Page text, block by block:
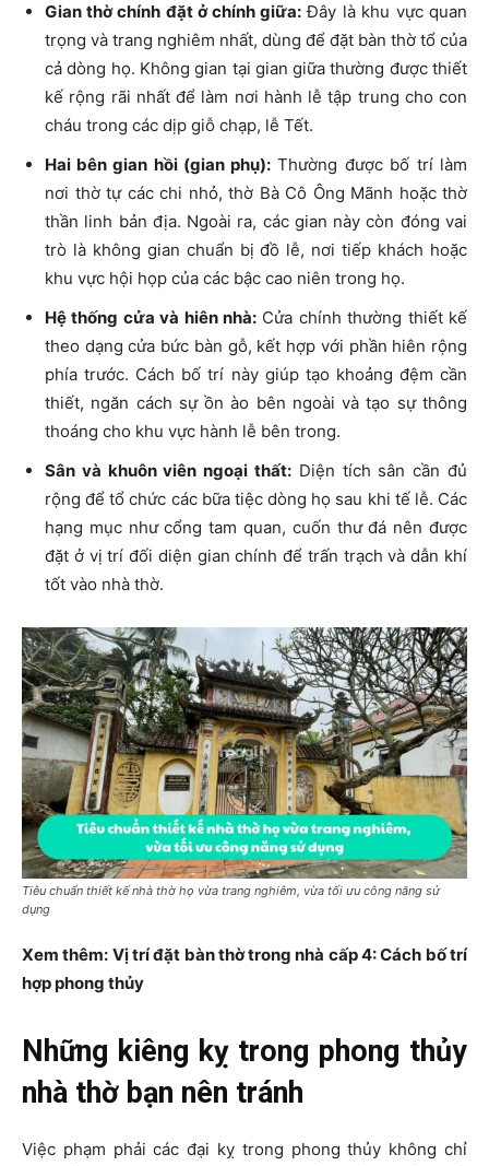
Gian thờ chính đặt ở chính giữa: Đây là khu vực quan
trọng và trang nghiêm nhất, dùng để đặt bàn thờ tổ của
cả dòng họ. Không gian tại gian giữa thường được thiết
kế rộng rãi nhất để làm nơi hành lễ tập trung cho con
cháu trong các dịp giỗ chạp, lễ Tết.
Hai bên gian hồi (gian phụ): Thường được bố trí làm
nơi thờ tự các chi nhỏ, thờ Bà Cô Ông Mãnh hoặc thờ
thần linh bản địa. Ngoài ra, các gian này còn đóng vai
trò là không gian chuẩn bị đồ lễ, nơi tiếp khách hoặc
khu vực hội họp của các bậc cao niên trong họ.
Hệ thống cửa và hiên nhà: Cửa chính thường thiết kế
theo dạng cửa bức bàn gỗ, kết hợp với phần hiên rộng
phía trước. Cách bố trí này giúp tạo khoảng đệm cần
thiết, ngăn cách sự ồn ào bên ngoài và tạo sự thông
thoáng cho khu vực hành lễ bên trong.
Sân và khuôn viên ngoại thất: Diện tích sân cần đủ
rộng để tổ chức các bữa tiệc dòng họ sau khi tế lễ. Các
hạng mục như cổng tam quan, cuốn thư đá nên được
đặt ở vị trí đối diện gian chính để trấn trạch và dẫn khí
tốt vào nhà thờ.
Tiêu chuẩn thiết kế nhà thờ họ vừa trang nghiêm, vừa tối ưu công năng sử
dụng
Xem thêm: Vị trí đặt bàn thờ trong nhà cấp 4: Cách bố trí
hợp phong thủy
Những kiêng kỵ trong phong thủy
nhà thờ bạn nên tránh
Việc phạm phải các đại kỵ trong phong thủy không chỉ